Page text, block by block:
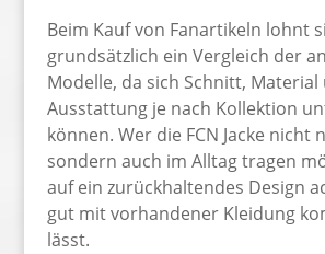
Beim Kauf von Fanartikeln lohnt
grundsätzlich ein Vergleich der
Modelle, da sich Schnitt, Material
Ausstattung je nach Kollektion
können. Wer die FCN Jacke nicht
sondern auch im Alltag tragen
auf ein zurückhaltendes Design
gut mit vorhandener Kleidung
lässt.